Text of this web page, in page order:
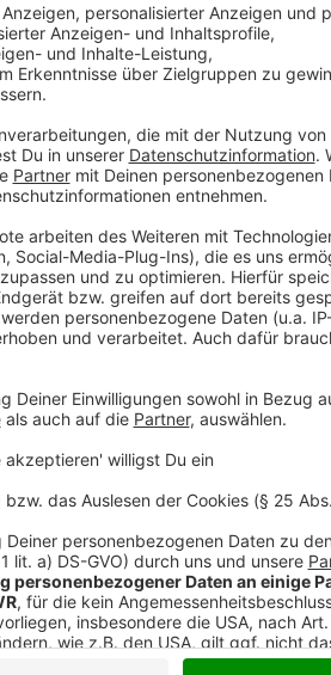
Der letzte Luftreinhalteplan für
Umweltzone in der Innenstadt und ein
hatte Dinslaken wiederholt
Stickstoffdioxid (NO2) bei 40 µg/m³
zu senken. Ist es absehbar, dass die
Stadt diesmal sogar dazu
Anzeige
2030 könnten die Grenzwerte
Das Landesumweltamt hat für
Dinslaken schon erste Daten zu
wurde ermittelt, dass es Stellen in der
Jahr 2030 durchaus wahrscheinlich
vorgestellt. Ob und wie neue
entschieden. Sollte erneut ein